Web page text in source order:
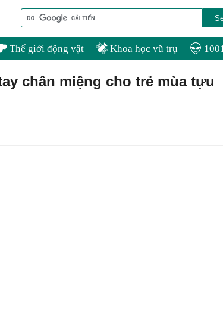
Thế giới động vật Khoa học vũ trụ
chân miệng cho trẻ mùa tựu